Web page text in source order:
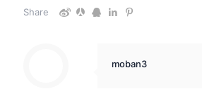
Share
moban3